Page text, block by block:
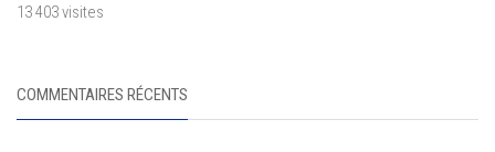
13 403 visites
COMMENTAIRES RÉCENTS